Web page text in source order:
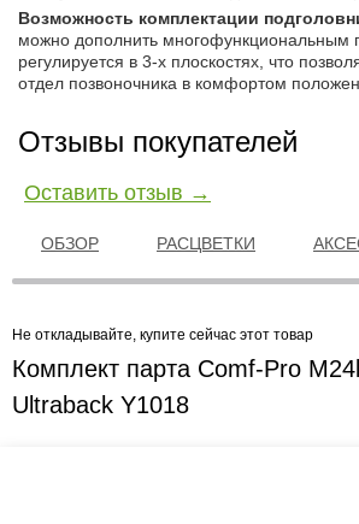
Возможность комплектации
можно дополнить многофункциональным
регулируется в 3-х плоскостях, что
отдел позвоночника в комфортом
Отзывы покупателей
Оставить отзыв →
ОБЗОР РАСЦВЕТКИ
Не откладывайте, купите сейчас этот товар
Комплект парта Comf-Pro
Ultraback Y1018